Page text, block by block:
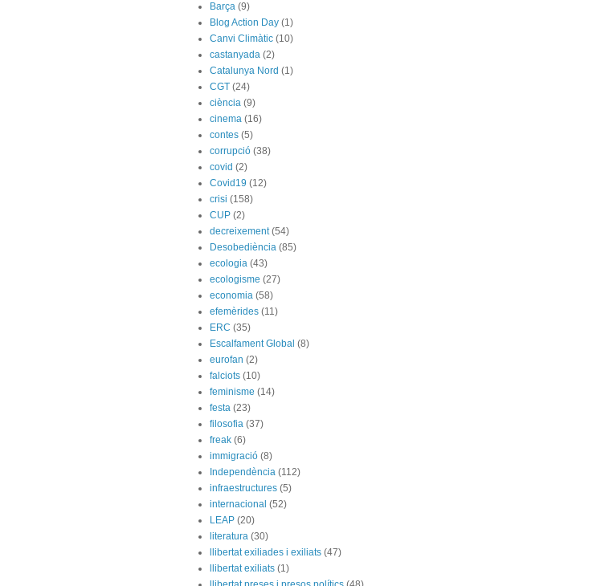
Barça (9)
Blog Action Day (1)
Canvi Climàtic (10)
castanyada (2)
Catalunya Nord (1)
CGT (24)
ciència (9)
cinema (16)
contes (5)
corrupció (38)
covid (2)
Covid19 (12)
crisi (158)
CUP (2)
decreixement (54)
Desobediència (85)
ecologia (43)
ecologisme (27)
economia (58)
efemèrides (11)
ERC (35)
Escalfament Global (8)
eurofan (2)
falciots (10)
feminisme (14)
festa (23)
filosofia (37)
freak (6)
immigració (8)
Independència (112)
infraestructures (5)
internacional (52)
LEAP (20)
literatura (30)
llibertat exiliades i exiliats (47)
llibertat exiliats (1)